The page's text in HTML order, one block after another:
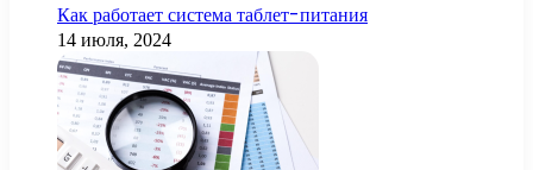
Как работает система таблет-питания
14 июля, 2024